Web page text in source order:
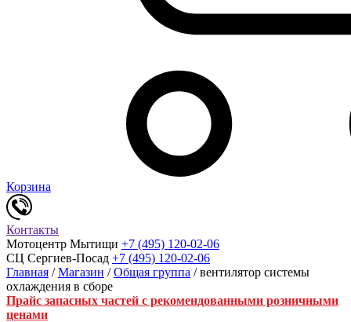
Корзина
Контакты
Мотоцентр Мытищи +7 (495) 120-02-06
СЦ Сергиев-Посад +7 (495) 120-02-06
Главная /Магазин /Общая группа / вентилятор системы
охлаждения в сборе
Прайс запасных частей с рекомендованными розничными
ценами